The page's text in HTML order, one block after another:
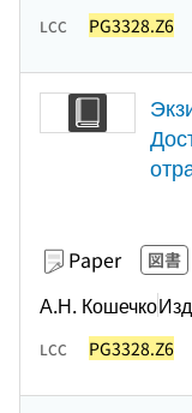
LCC PG3328.Z6
Paper 図書
А.Н. Кошечко
LCC PG3328.Z6